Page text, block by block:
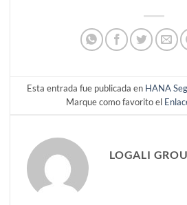
Esta entrada fue publicada en HANA
Marque como favorito el
LOGALI